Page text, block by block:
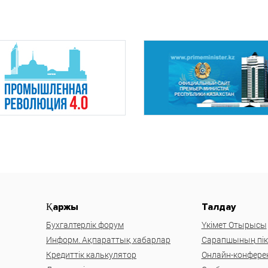
Қаржы
Бухгалтерлік форум
Информ. Ақпараттық хабарлар
Кредиттік калькулятор
Талдау
Үкімет Отырысы
Сарапшының
Онлайн-